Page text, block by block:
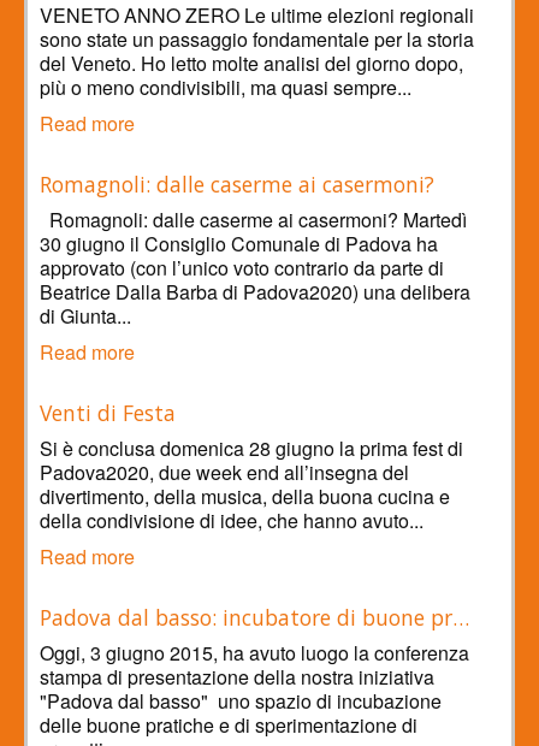
VENETO ANNO ZERO Le ultime elezioni regionali
sono state un passaggio fondamentale per la storia
del Veneto. Ho letto molte analisi del giorno dopo,
più o meno condivisibili, ma quasi sempre...
Read more
Romagnoli: dalle caserme ai casermoni?
Romagnoli: dalle caserme ai casermoni? Martedì
30 giugno il Consiglio Comunale di Padova ha
approvato (con l’unico voto contrario da parte di
Beatrice Dalla Barba di Padova2020) una delibera
di Giunta...
Read more
Venti di Festa
Si è conclusa domenica 28 giugno la prima fest di
Padova2020, due week end all’insegna del
divertimento, della musica, della buona cucina e
della condivisione di idee, che hanno avuto...
Read more
Padova dal basso: incubatore di buone pr…
Oggi, 3 giugno 2015, ha avuto luogo la conferenza
stampa di presentazione della nostra iniziativa
"Padova dal basso" uno spazio di incubazione
delle buone pratiche e di sperimentazione di